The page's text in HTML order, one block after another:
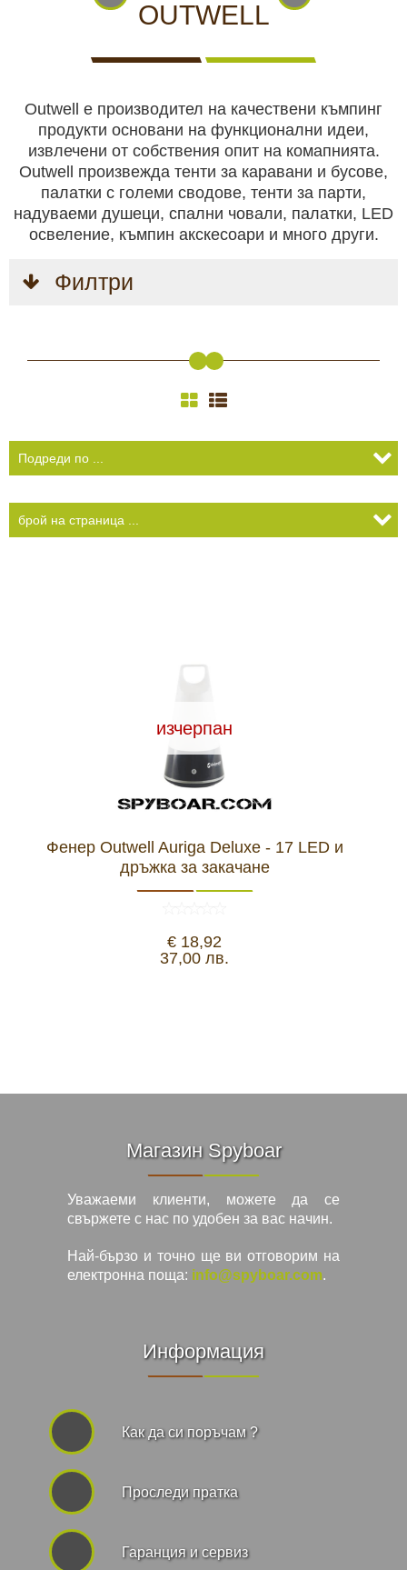
НА
ЗА
ВИДЕОНАБЛЮДЕНИЕ
ЛОВНИ
КУЧЕТА
ЛОВНО
ОБОРУДВАНЕ
САМОЗАЩИТА
КЪМПИНГ
И ХОБИ
ЛОВНО
ОБЛЕКЛО
БАТЕРИИ
ПАНЕЛИ
ЗАРЯДНИ
видеонаблюдение
Хранилки
Чакала
Ловни кучета
Ловно оборудване
Самозащита
Ловно облекло
Безопастност и
сигурност
Боди камери и екшън
Нощно виждане
Спортни и смарт
часовници
Видеорегистратори
Архивни продукти
OUTWELL
Outwell е производител на качествени къмпинг
продукти основани на функционални идеи,
извлечени от собствения опит на комапнията.
Outwell произвежда тенти за каравани и бусове,
палатки с големи сводове, тенти за парти,
надуваеми душеци, спални чoвали, палатки, LED
освеление, къмпин акскесоари и много други.
Филтри
изчерпан
Фенер Outwell Auriga Deluxe - 17 LED и
дръжка за закачане
€ 18,92
37,00 лв.
Магазин Spyboar
Уважаеми клиенти, можете да се
свържете с нас по удобен за вас начин.
Най-бързо и точно ще ви отговорим на
електронна поща: info@spyboar.com.
Информация
Как да си поръчам ?
Проследи пратка
Гаранция и сервиз